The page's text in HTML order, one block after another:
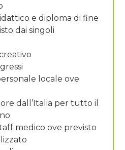
e diploma di fine
dai singoli
locale ove
dall’Italia per tutto il
medico ove previsto